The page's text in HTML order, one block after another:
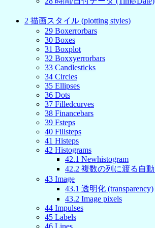
2 描画スタイル (plotting styles)
29 Boxerrorbars
30 Boxes
31 Boxplot
32 Boxxyerrorbars
33 Candlesticks
34 Circles
35 Ellipses
36 Dots
37 Filledcurves
38 Financebars
39 Fsteps
40 Fillsteps
41 Histeps
42 Histograms
42.1 Newhistogram
42.2 複数の列に渡る自動
43 Image
43.1 透明化 (transparency)
43.2 Image pixels
44 Impulses
45 Labels
46 Lines